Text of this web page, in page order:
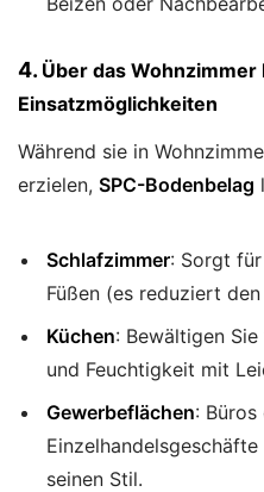
4. Über das
Einsatzmöglichkeiten
Während sie in
erzielen, SPC-Bodenbelag
Schlafzimmer: Sorgt
Füßen (es reduziert den
Küchen: Bewältigen
und Feuchtigkeit mit
Gewerbeflächen: Büros
seinen Stil.